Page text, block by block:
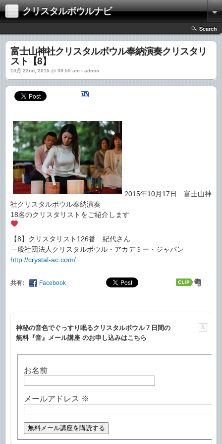
クリスタルボウルナビ
Search
富士山神社クリスタルボウル奉納演奏クリスタリ
スト【8】
10月 22nd, 2015 @ 09:55 am › admin
2015年10月17日 富士山神
社クリスタルボウル奉納演奏
18名のクリスタリストをご紹介します
【8】クリスタリスト126番 紀代さん
一般社団法人クリスタルボウル・アカデミー・ジャパン
http://crystal-ac.com/
共有: Facebook
X
神秘の音色でぐっすり眠るクリスタルボウル７日間の
無料『音』メール講座 のお申し込みはこちら
お名前
メールアドレス ※